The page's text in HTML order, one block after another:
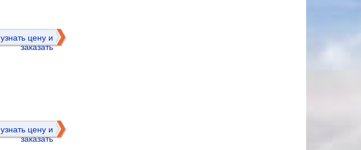
узнать цену и
заказать
узнать цену и
заказать